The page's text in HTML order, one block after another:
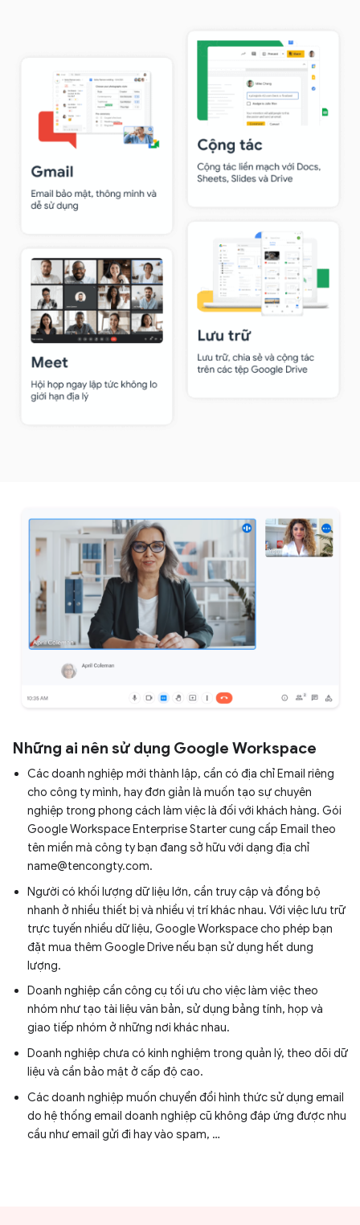
Những ai nên sử dụng Google Workspace
Các doanh nghiệp mới thành lập, cần có địa chỉ Email riêng
cho công ty mình, hay đơn giản là muốn tạo sự chuyên
nghiệp trong phong cách làm việc là đối với khách hàng. Gói
Google Workspace Enterprise Starter cung cấp Email theo
tên miền mà công ty bạn đang sở hữu với dạng địa chỉ
name@tencongty.com.
Người có khối lượng dữ liệu lớn, cần truy cập và đồng bộ
nhanh ở nhiều thiết bị và nhiều vị trí khác nhau. Với việc lưu trữ
trực tuyến nhiều dữ liệu, Google Workspace cho phép bạn
đặt mua thêm Google Drive nếu bạn sử dụng hết dung
lượng.
Doanh nghiệp cần công cụ tối ưu cho việc làm việc theo
nhóm như tạo tài liệu văn bản, sử dụng bảng tính, họp và
giao tiếp nhóm ở những nơi khác nhau.
Doanh nghiệp chưa có kinh nghiệm trong quản lý, theo dõi dữ
liệu và cần bảo mật ở cấp độ cao.
Các doanh nghiệp muốn chuyển đổi hình thức sử dụng email
do hệ thống email doanh nghiệp cũ không đáp ứng được nhu
cầu như email gửi đi hay vào spam, …